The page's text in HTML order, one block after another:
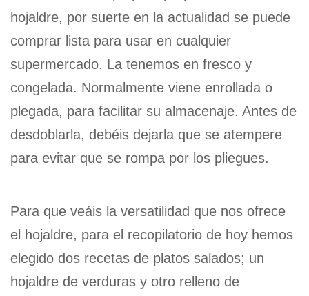
hojaldre, por suerte en la actualidad se puede
comprar lista para usar en cualquier
supermercado. La tenemos en fresco y
congelada. Normalmente viene enrollada o
plegada, para facilitar su almacenaje. Antes de
desdoblarla, debéis dejarla que se atempere
para evitar que se rompa por los pliegues.
Para que veáis la versatilidad que nos ofrece
el hojaldre, para el recopilatorio de hoy hemos
elegido dos recetas de platos salados; un
hojaldre de verduras y otro relleno de